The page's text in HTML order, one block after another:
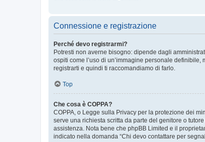
Connessione e registrazione
Perché devo registrarmi?
Potresti non averne bisogno: dipende dagli
ospiti come l’uso di un’immagine personale
registrarti e quindi ti raccomandiamo di farlo.
Top
Che cosa è COPPA?
COPPA, o Legge sulla Privacy per la protezione dei
serve una richiesta scritta da parte del genitore o
assistenza. Nota bene che phpBB Limited e il
indicato nella domanda “Chi devo contattare per